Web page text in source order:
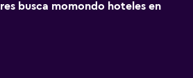
busca momondo hoteles en